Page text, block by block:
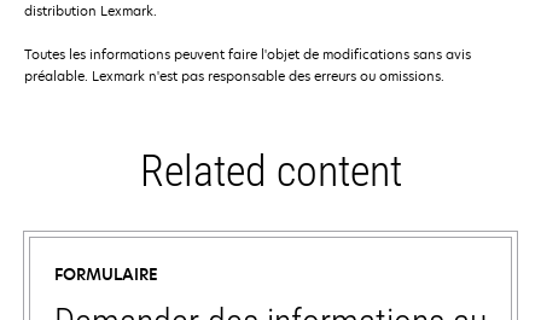
distribution Lexmark.
Toutes les informations peuvent faire l'objet de modifications sans avis
préalable. Lexmark n'est pas responsable des erreurs ou omissions.
Related content
FORMULAIRE